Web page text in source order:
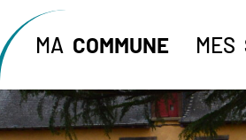
MA COMMUNE MES